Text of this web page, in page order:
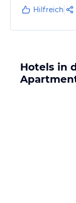
zum Zentrum
immer voll
vorhanden!
Hilfreich
Hotels in